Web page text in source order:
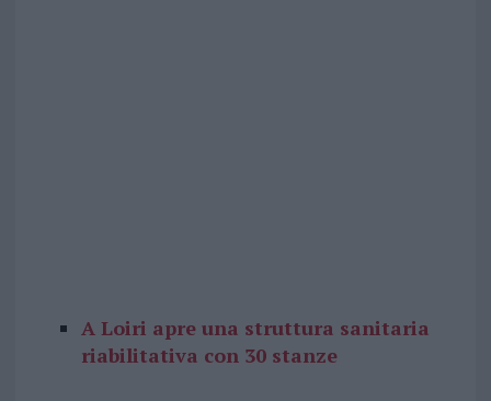
A Loiri apre una struttura sanitaria
riabilitativa con 30 stanze